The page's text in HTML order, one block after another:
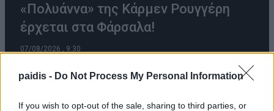
paidis - Do Not Process My Personal Information
If you wish to opt-out of the sale, sharing to third parties, or
«Πολυάννα» της Κάρμεν Ρουγγέρη
έρχεται στα Φάρσαλα!
07/08/2026 , 9:30
Ο Θερινός Κινηματογράφος του Δήμου